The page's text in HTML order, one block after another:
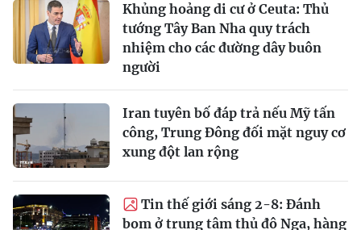
Khủng hoảng di cư ở Ceuta: Thủ
tướng Tây Ban Nha quy trách
nhiệm cho các đường dây buôn
người
Iran tuyên bố đáp trả nếu Mỹ tấn
công, Trung Đông đối mặt nguy cơ
xung đột lan rộng
Tin thế giới sáng 2-8: Đánh
bom ở trung tâm thủ đô Nga, hàng